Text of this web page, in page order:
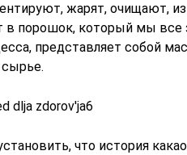
жарят, очищают,
порошок, который мы все
представляет собой
что история